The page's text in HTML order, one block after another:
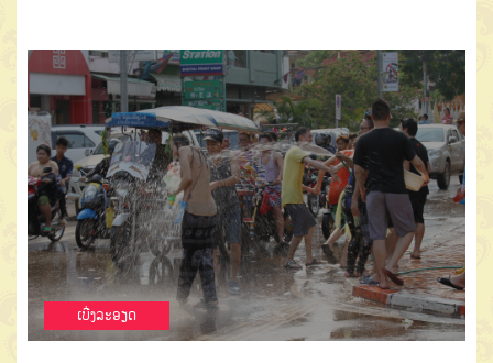
ເບີ່ງລະອຽດ